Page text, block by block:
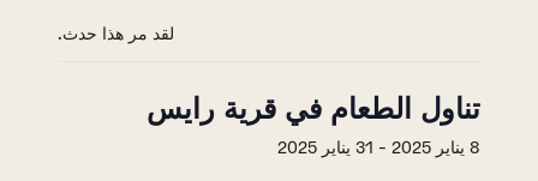
لقد مر هذا حدث.
تناول الطعام في قرية رايس
8 يناير 2025 - 31 يناير 2025